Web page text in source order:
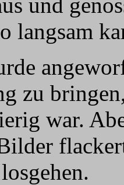
langsam
zu
war.